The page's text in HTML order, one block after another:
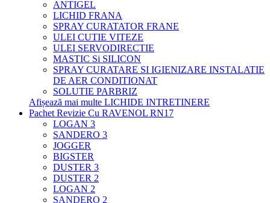
ANTIGEL
LICHID FRANA
SPRAY CURATATOR FRANE
ULEI CUTIE VITEZE
ULEI SERVODIRECTIE
MASTIC Si SILICON
SPRAY CURATARE SI IGIENIZARE INSTALATIE
DE AER CONDITIONAT
SOLUTIE PARBRIZ
Afișează mai multe LICHIDE INTRETINERE
Pachet Revizie Cu RAVENOL RN17
LOGAN 3
SANDERO 3
JOGGER
BIGSTER
DUSTER 3
DUSTER 2
LOGAN 2
SANDERO 2